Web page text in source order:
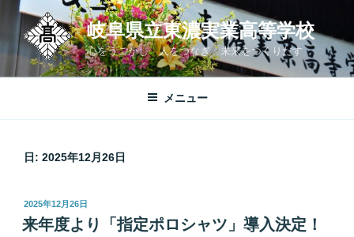
テ
ス
岐阜県立東濃実業高等学校
心をうごかし 人をつなぎ 未来をつくりだす
メニュー
日: 2025年12月26日
投
稿
日:
2025年12月26日
来年度より「指定ポロシャツ」導入決定！